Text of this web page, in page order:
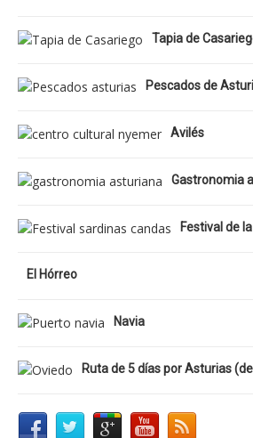
Tapia de
Pescados de
Avilés
Gastronomia
Festival de
El Hórreo
Navia
Ruta de 5 días por Asturias